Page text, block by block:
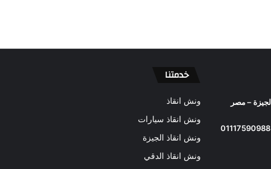
01117590988
خدمتنا
ونش انقاذ
ونش انقاذ سيارات
ونش انقاذ الجيزة
ونش انقاذ الدقي